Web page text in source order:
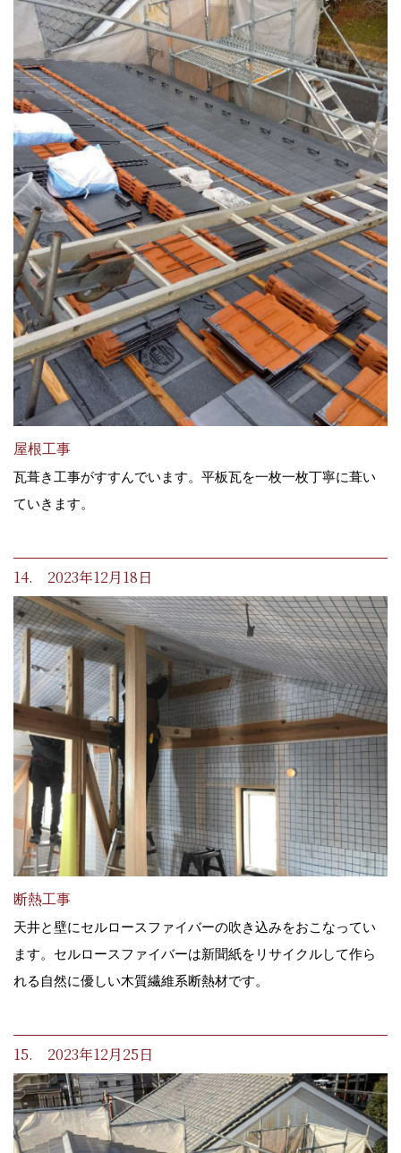
屋根工事
瓦葺き工事がすすんでいます。平板瓦を一枚一枚丁寧に葺い
ていきます。
14. 2023年12月18日
断熱工事
天井と壁にセルロースファイバーの吹き込みをおこなってい
ます。セルロースファイバーは新聞紙をリサイクルして作ら
れる自然に優しい木質繊維系断熱材です。
15. 2023年12月25日